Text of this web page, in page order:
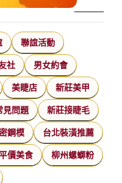
聯誼活動
社 男女約會
美睫店 新莊美甲
見問題 新莊接睫毛
鋼模 台北裝潢推薦
價美食 柳州螺螄粉